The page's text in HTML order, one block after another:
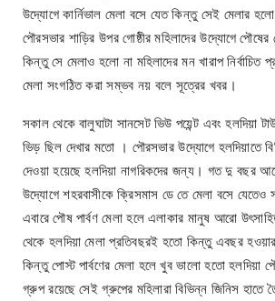
উদ্যোগে কার্নিভাল মেলা বসে যেত কিন্তু সেই মেলার
পৌরসভার শাড়ির উপর গোষ্ঠীর মহিলাদের উদ্যোগে
কিন্তু সে মেলাও হলো না মহিলাদের মন খারাপ নির্বাচিত
মেলা সংগঠিত করা সম্ভব নয় বলে সূত্রের খবর।
সকাল থেকে বালুঘাটা সানসেট ভিউ পয়েন্ট এবং হলদিয়া
ভিড় ছিল দেখার মতো । পৌরসভার উদ্যোগে হলদিয়াতে
দেওয়া হয়েছে হলদিয়া নাগরিকদের জন্য। গত দু বছর
উদ্যোগে শহরবাসীকে ক্রিসমাস ডে তে মেলা বসে
এবারে পৌষ পার্বণ মেলা হলে এলাকার মানুষ আরো
থেকে হলদিয়া মেলা প্রতিবছরই হতো কিন্তু এবছর
কিন্তু পোস্ট পার্বণের মেলা হলে খুব ভালো হতো হলদিয়া
গ্রুপ রয়েছে সেই গ্রুপের মহিলারা বিভিন্ন জিনিস হাতে